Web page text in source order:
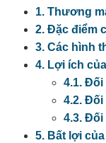
1. Thương
2. Đặc điểm
3. Các hình
4. Lợi ích
4.1.
4.2.
4.3.
5. Bất lợi